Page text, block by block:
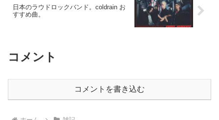
日本のラウドロックバンド。coldrain お
すすめ曲。
コメント
コメントを書き込む